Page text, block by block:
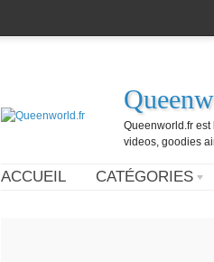
Queenworld.fr
videos, goodies
ACCUEIL CATÉGORIES